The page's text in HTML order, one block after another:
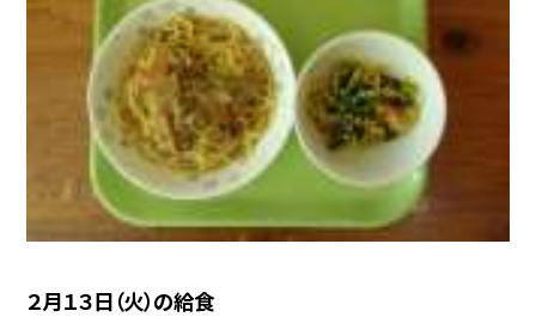
２月１３日（火）の給食